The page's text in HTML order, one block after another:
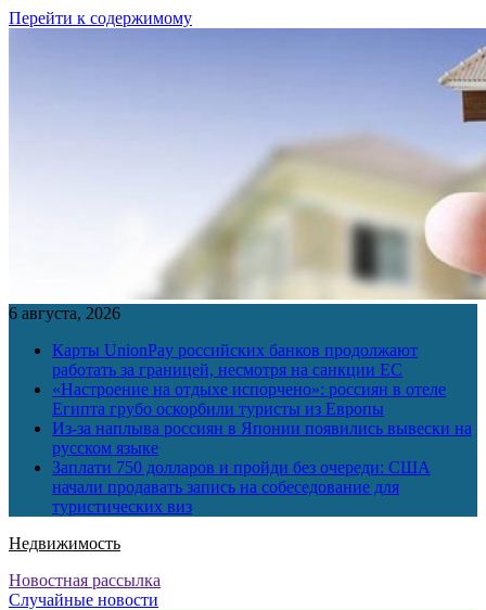
Перейти к содержимому
6 августа, 2026
Карты UnionPay российских банков продолжают
работать за границей, несмотря на санкции ЕС
«Настроение на отдыхе испорчено»: россиян в отеле
Египта грубо оскорбили туристы из Европы
Из-за наплыва россиян в Японии появились вывески на
русском языке
Заплати 750 долларов и пройди без очереди: США
начали продавать запись на собеседование для
туристических виз
Недвижимость
Новостная рассылка
Случайные новости